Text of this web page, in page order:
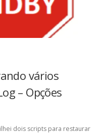
vários
– Opções
dois scripts para restaurar